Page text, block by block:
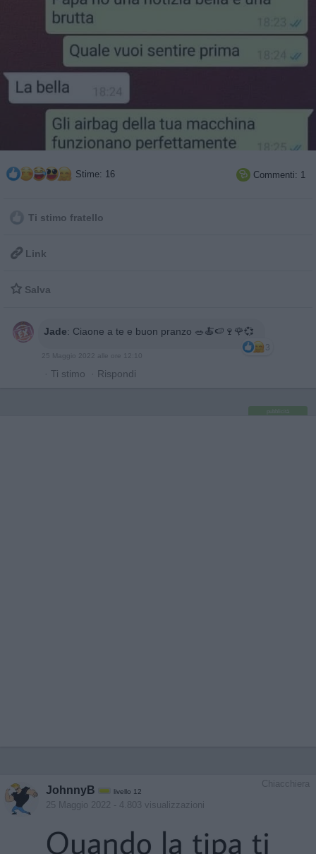
Stime: 16  Commenti: 1
Ti stimo fratello
 Link
 Salva
Jade: Ciaone a te e buon pranzo 🥗🍝🍉🍷🌹💞
3
25 Maggio 2022 alle ore 12:10
· Ti stimo · Rispondi
pubblicità
Chiacchiera
JohnnyB livello 12
25 Maggio 2022 - 4.803 visualizzazioni